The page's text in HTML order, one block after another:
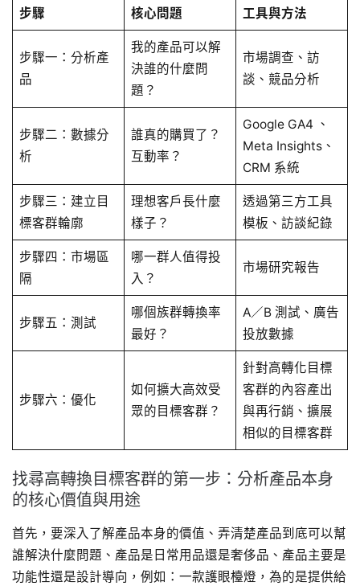
步驟 核心問題 工具與方法
步驟一：分析產
品
我的產品可以解
決誰的什麼問
題？
市場調查、訪
談、競品分析
步驟二：數據分
析
誰真的購買了？
互動率？
Google GA4 、
Meta Insights、
CRM 系統
步驟三：建立目
標客群輪廓
理想客戶長什麼
樣子？
透過第三方工具
模板、訪談紀錄
步驟四：市場區
隔
哪一群人值得投
入？
市場研究報告
步驟五：測試
哪個族群轉換率
最好？
A／B 測試、廣告
投放數據
步驟六：優化
如何擴大高效受
眾的目標客群？
針對高轉化目標
客群的內容產出
與再行銷、擴展
相似的目標客群
找尋高轉換目標客群的第一步：分析產品本身
的核心價值與用途
首先，要深入了解產品本身的價值、弄清楚產品到底可以幫
誰解決什麼問題、產品是日常用品還是奢侈品、產品主要是
功能性還是設計導向，例如：一款護眼檯燈，為的是提供給